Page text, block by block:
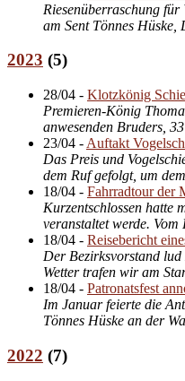
Riesenüberraschung
am Sent Tönnes
2023 (5)
28/04 - Klotzkönig
Premieren-König
anwesenden Bruders,
23/04 - Auftakt
Das Preis und
dem Ruf gefolgt, um
18/04 - Fahrradtour der
Kurzentschlossen hatte
veranstaltet werde.
18/04 - Reisebericht
Der Bezirksvorstand
Wetter trafen wir am
18/04 - Patronatsfest
Im Januar feierte die
Tönnes Hüske an der
2022 (7)